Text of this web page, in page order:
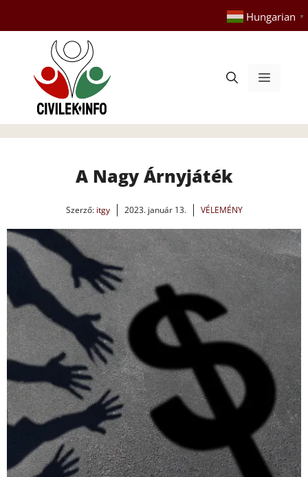
tartalomba
Hungarian ▼
Menü
A Nagy Árnyjáték
Szerző: itgy 2023. január 13. VÉLEMÉNY